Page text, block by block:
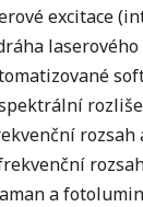
excitace
rozsah
a